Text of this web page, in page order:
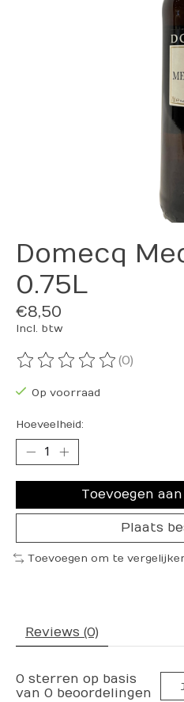
Domecq
0.75L
€8,50
Incl. btw
De beoordeling van dit
(0)
Op voorraad
Hoeveelheid:
Toevoegen
Plaats
Toevoegen om te
Reviews (0)
0 sterren op basis
van 0 beoordelingen